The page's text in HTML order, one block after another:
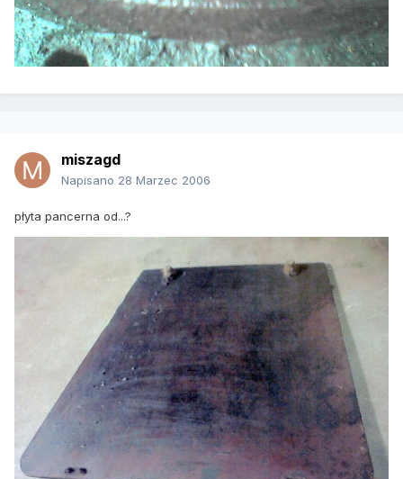
miszagd
Napisano 28 Marzec 2006
płyta pancerna od...?